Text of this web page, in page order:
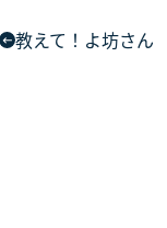
教えて！よ坊さん